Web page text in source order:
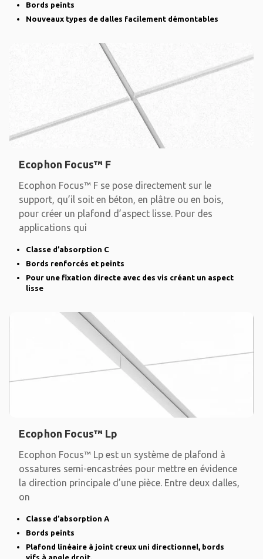
Bords peints
Nouveaux types de dalles facilement démontables
Ecophon Focus™ F
Ecophon Focus™ F se pose directement sur le
support, qu’il soit en béton, en plâtre ou en bois,
pour créer un plafond d’aspect lisse. Pour des
applications qui
Classe d’absorption C
Bords renforcés et peints
Pour une fixation directe avec des vis créant un aspect
lisse
Ecophon Focus™ Lp
Ecophon Focus™ Lp est un système de plafond à
ossatures semi-encastrées pour mettre en évidence
la direction principale d’une pièce. Entre deux dalles,
on
Classe d’absorption A
Bords peints
Plafond linéaire à joint creux uni directionnel, bords